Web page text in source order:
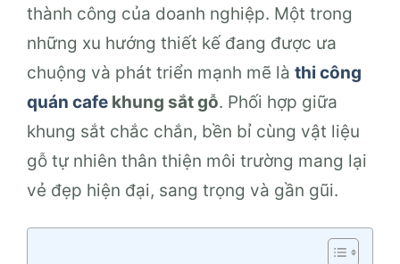
thành công của doanh nghiệp. Một trong
những xu hướng thiết kế đang được ưa
chuộng và phát triển mạnh mẽ là thi công
quán cafe khung sắt gỗ. Phối hợp giữa
khung sắt chắc chắn, bền bỉ cùng vật liệu
gỗ tự nhiên thân thiện môi trường mang lại
vẻ đẹp hiện đại, sang trọng và gần gũi.